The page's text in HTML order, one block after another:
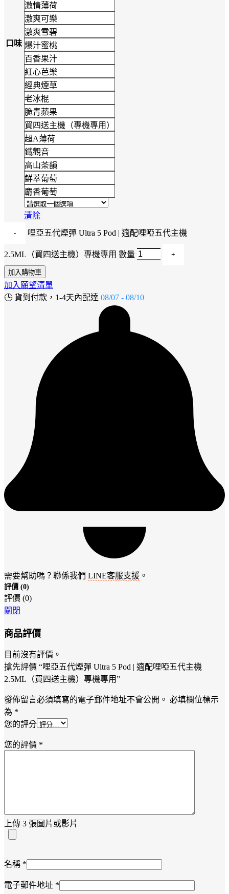
口味
激情薄荷
激爽可樂
激爽雪碧
爆汁蜜桃
百香果汁
紅心芭樂
經典煙草
老冰棍
脆青蘋果
買四送主機（專機專用）
超A薄荷
鐵觀音
高山茶韻
鮮萃葡萄
麝香葡萄
清除
哩亞五代煙彈 Ultra 5 Pod | 適配哩啞五代主機
2.5ML（買四送主機）專機專用 數量
加入購物車
加入願望清單
🕒 貨到付款，1-4天內配達 08/07 - 08/10
需要幫助嗎？聯係我們 LINE客服支援 。
評價 (0)
評價 (0)
關閉
商品評價
目前沒有評價。
搶先評價 “哩亞五代煙彈 Ultra 5 Pod | 適配哩啞五代主機
2.5ML（買四送主機）專機專用”
發佈留言必須填寫的電子郵件地址不會公開。 必填欄位標示
為 *
您的評分
您的評價 *
上傳 3 張圖片或影片
名稱 *
電子郵件地址 *